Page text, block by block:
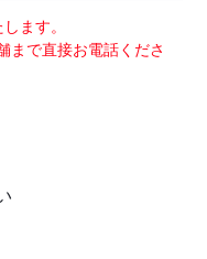
ます。
まで直接お電話くださ